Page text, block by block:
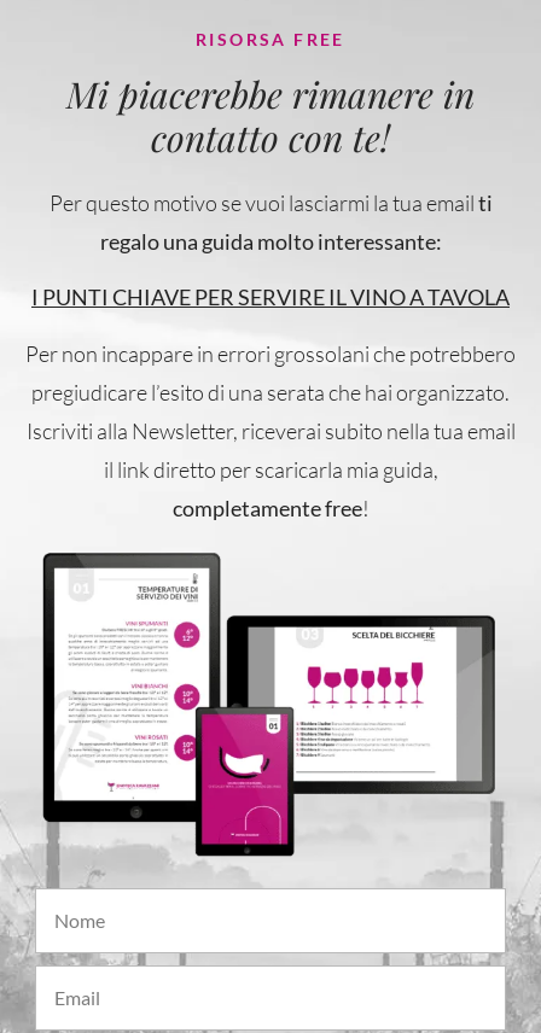
RISORSA FREE
Mi piacerebbe rimanere in
contatto con te!
Per questo motivo se vuoi lasciarmi la tua emailti
regalo una guida molto interessante:
I PUNTI CHIAVE PER SERVIRE IL VINO A TAVOLA
Per non incappare in errori grossolani che potrebbero
pregiudicare l’esito di una serata che hai organizzato.
Iscriviti alla Newsletter, riceverai subito nella tua email
il link diretto per scaricarla mia guida,
completamente free!